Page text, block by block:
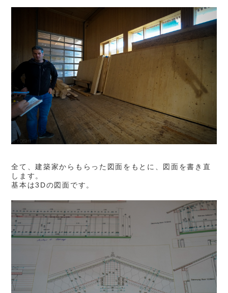
全て、建築家からもらった図面をもとに、図面を書き直
します。
基本は3Dの図面です。